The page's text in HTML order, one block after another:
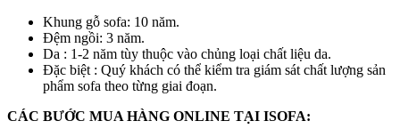
Khung gỗ sofa: 10 năm.
Đệm ngồi: 3 năm.
Da : 1-2 năm tùy thuộc vào chủng loại chất liệu da.
Đặc biệt : Quý khách có thể kiểm tra giám sát chất lượng sản
phẩm sofa theo từng giai đoạn.
CÁC BƯỚC MUA HÀNG ONLINE TẠI ISOFA: